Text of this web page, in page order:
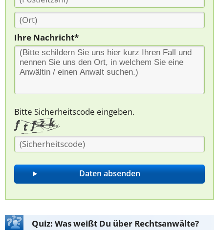
Ihre Nachricht*
Bitte Sicherheitscode eingeben.
Quiz: Was weißt Du über Rechtsanwälte?